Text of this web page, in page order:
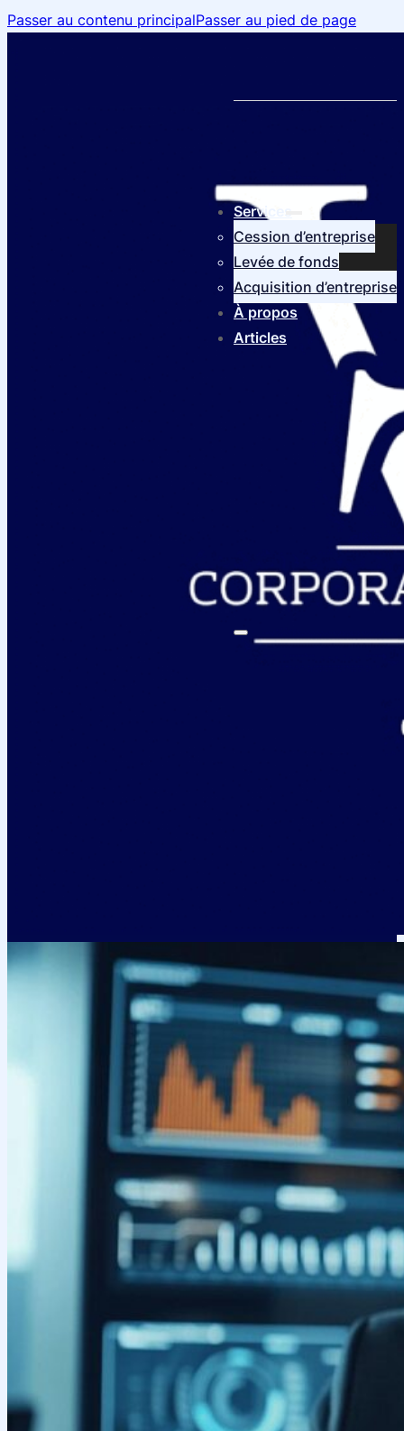
Passer au contenu principalPasser au pied de page
Services
Cession d’entreprise
Levée de fonds
Acquisition d’entreprise
À propos
Articles